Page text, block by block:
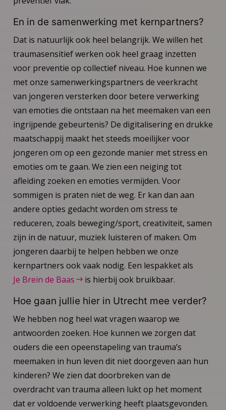
En in de samenwerking met kernpartners?
Dat is natuurlijk ook heel belangrijk. We willen het
traumasensitief werken ook heel graag inzetten
voor preventie op collectief niveau. Hoe kunnen we
met onze samenwerkingspartners de veerkracht
van jongeren versterken door betere verwerking
van emoties die ontstaan na het meemaken van een
ingrijpende gebeurtenis? De digitalisering en drukke
maatschappij maakt het steeds moeilijker voor
jongeren om op een gezonde manier met stress en
emoties om te gaan. We zien een neiging tot
afleiding zoeken en emoties vermijden. Voor
sommigen is praten niet de weg. Er kan dan aan
andere opties gedacht worden om stress te
reduceren, zoals beweging/sport, creativiteit, samen
zijn in de natuur, muziek luisteren of maken. Om
jongeren daarbij te helpen hebben we onze
kernpartners ook vaak nodig. Een lespakket als
Je Brein de Baas
is hierbij ook bruikbaar.
Hoe gaan jullie hier in Utrecht mee verder?
We hebben nog heel wat vragen waarop we
antwoorden zoeken. Hoe kunnen we zorgen dat
ouders die een opeenstapeling van trauma’s
meemaken in hun leven dit niet doorgeven aan hun
kinderen? We zien dat doorbreken van de
overdracht van trauma alleen lukt op het moment
dat er voldoende verwerking heeft plaatsgevonden.